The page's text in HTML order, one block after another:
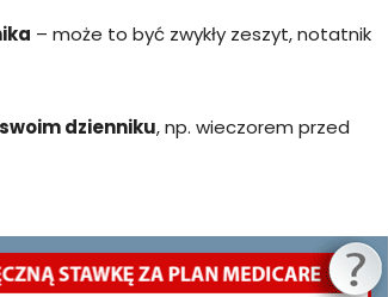
– może to być zwykły zeszyt, notatnik
dzienniku, np. wieczorem przed